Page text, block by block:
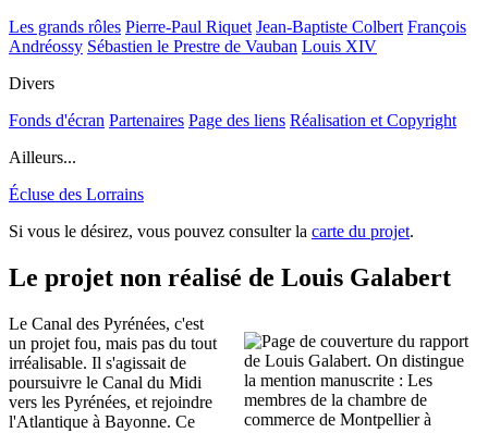
Les grands rôles Pierre-Paul Riquet Jean-Baptiste Colbert François
Andréossy Sébastien le Prestre de Vauban Louis XIV
Divers
Fonds d'écran Partenaires Page des liens Réalisation et Copyright
Ailleurs...
Écluse des Lorrains
Si vous le désirez, vous pouvez consulter la carte du projet.
Le projet non réalisé de Louis Galabert
Le Canal des Pyrénées, c'est
un projet fou, mais pas du tout
irréalisable. Il s'agissait de
poursuivre le Canal du Midi
vers les Pyrénées, et rejoindre
l'Atlantique à Bayonne. Ce